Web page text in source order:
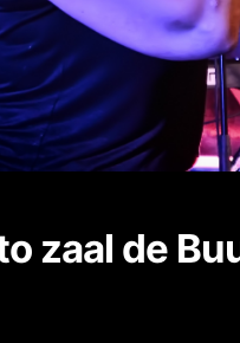
zaal de